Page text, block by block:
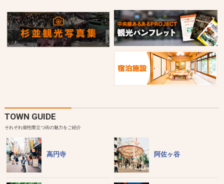
TOWN GUIDE
それぞれ個性際立つ街の魅力をご紹介
高円寺 阿佐ヶ谷